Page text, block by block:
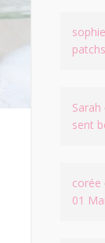
Sarah
sent
corée
01